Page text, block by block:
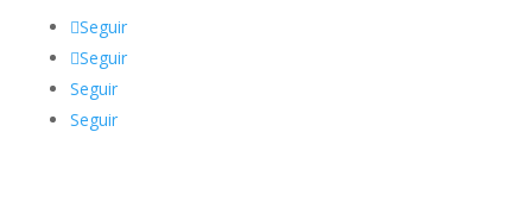
Seguir
Seguir
Seguir
Seguir